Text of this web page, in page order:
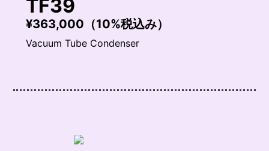
TF39
¥363,000（10%税込み）
Vacuum Tube Condenser